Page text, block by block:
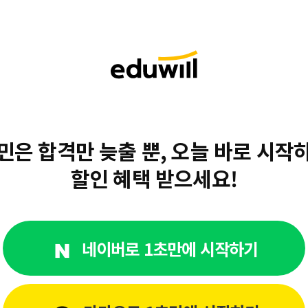
은 합격만 늦출 뿐,오늘 바로 시작
할인 혜택 받으세요!
네이버로 1초만에 시작하기